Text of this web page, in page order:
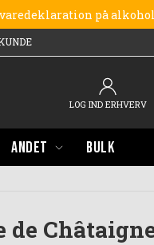
varedeklaration på
LOG IND ERHVERV
ANDET BULK
de